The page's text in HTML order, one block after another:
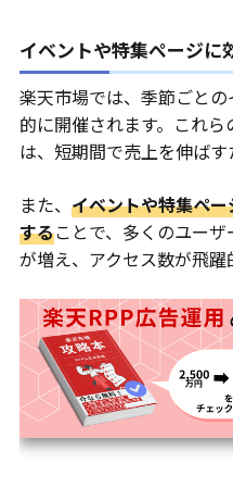
イベントや特集ページに
楽天市場では、季節ごと
的に開催されます。これ
は、短期間で売上を伸ばす
また、イベントや特集ペ
することで、多くのユー
が増え、アクセス数が飛躍